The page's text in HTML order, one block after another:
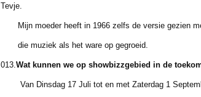
Tevje.
Mijn moeder heeft in 1966 zelfs de versie gezien
die muziek als het ware op gegroeid.
013.Wat kunnen we op showbizzgebied in de
Van Dinsdag 17 Juli tot en met Zaterdag 1